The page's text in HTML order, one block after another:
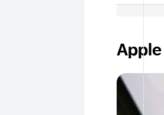
Apple